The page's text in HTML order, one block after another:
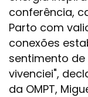
conferência,
Parto com
conexões
sentimento
vivenciei",
da OMPT,